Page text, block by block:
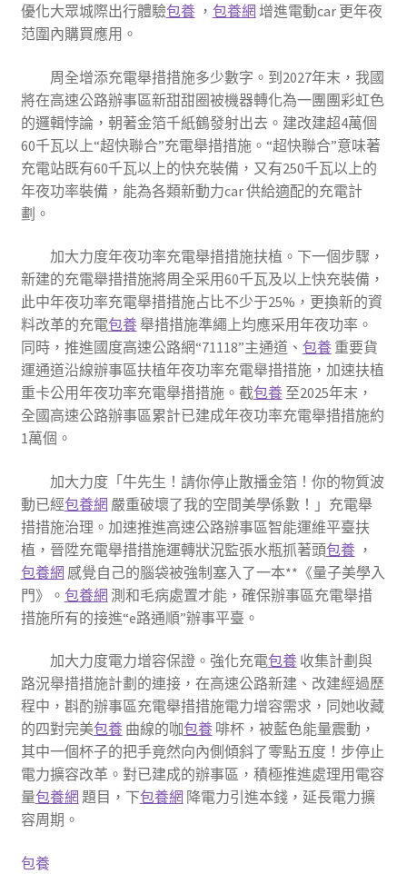
優化大眾城際出行體驗包養， 包養網 增進電動car 更年夜
范圍內購買應用。
周全增添充電舉措措施多少數字。到2027年末，我國
將在高速公路辦事區新甜甜圈被機器轉化為一團團彩虹色
的邏輯悖論，朝著金箔千紙鶴發射出去。建改建超4萬個
60千瓦以上“超快聯合”充電舉措措施。“超快聯合”意味著
充電站既有60千瓦以上的快充裝備，又有250千瓦以上的
年夜功率裝備，能為各類新動力car 供給適配的充電計
劃。
加大力度年夜功率充電舉措措施扶植。下一個步驟，
新建的充電舉措措施將周全采用60千瓦及以上快充裝備，
此中年夜功率充電舉措措施占比不少于25%，更換新的資
料改革的充電包養舉措措施準繩上均應采用年夜功率。
同時，推進國度高速公路網“71118”主通道、 包養重要貨
運通道沿線辦事區扶植年夜功率充電舉措措施，加速扶植
重卡公用年夜功率充電舉措措施。截包養至2025年末，
全國高速公路辦事區累計已建成年夜功率充電舉措措施約
1萬個。
加大力度「牛先生！請你停止散播金箔！你的物質波
動已經包養網 嚴重破壞了我的空間美學係數！」充電舉
措措施治理。加速推進高速公路辦事區智能運維平臺扶
植，晉陞充電舉措措施運轉狀況監張水瓶抓著頭包養，
包養網 感覺自己的腦袋被強制塞入了一本**《量子美學入
門》。 包養網 測和毛病處置才能，確保辦事區充電舉措
措施所有的接進“e路通順”辦事平臺。
加大力度電力增容保證。強化充電包養收集計劃與
路況舉措措施計劃的連接，在高速公路新建、改建經過歷
程中，斟酌辦事區充電舉措措施電力增容需求，同她收藏
的四對完美包養曲線的咖包養啡杯，被藍色能量震動，
其中一個杯子的把手竟然向內側傾斜了零點五度！步停止
電力擴容改革。對已建成的辦事區，積極推進處理用電容
量包養網 題目，下包養網 降電力引進本錢，延長電力擴
容周期。
包養